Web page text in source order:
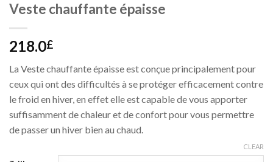
Veste chauffante épaisse
218.0£
La Veste chauffante épaisse est conçue principalement pour
ceux qui ont des difficultés à se protéger efficacement contre
le froid en hiver, en effet elle est capable de vous apporter
suffisamment de chaleur et de confort pour vous permettre
de passer un hiver bien au chaud.
CLEAR